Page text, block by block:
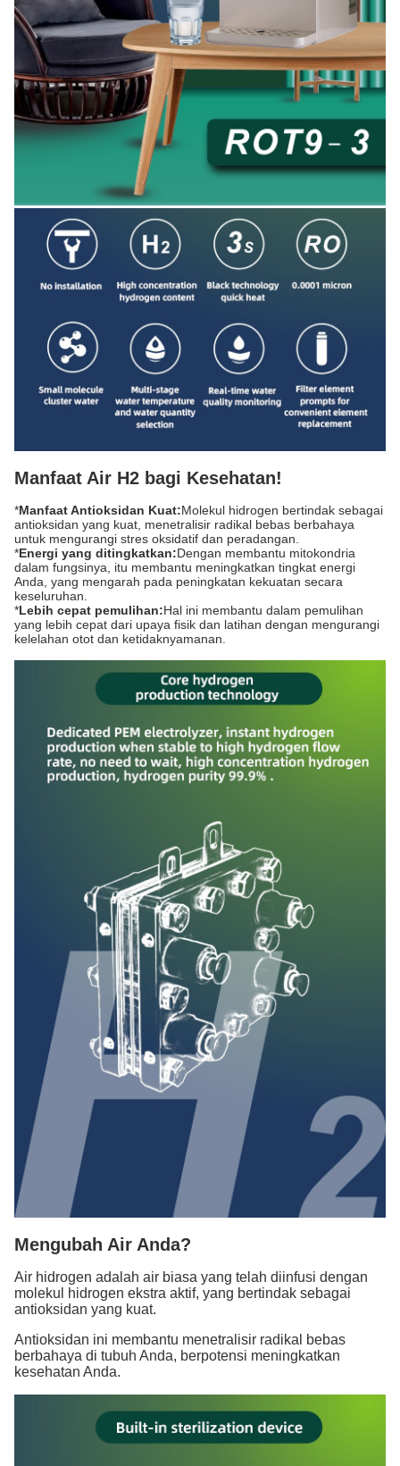
Manfaat Air H2 bagi Kesehatan!
*Manfaat Antioksidan Kuat:Molekul hidrogen bertindak sebagai
antioksidan yang kuat, menetralisir radikal bebas berbahaya
untuk mengurangi stres oksidatif dan peradangan.
*Energi yang ditingkatkan:Dengan membantu mitokondria
dalam fungsinya, itu membantu meningkatkan tingkat energi
Anda, yang mengarah pada peningkatan kekuatan secara
keseluruhan.
*Lebih cepat pemulihan:Hal ini membantu dalam pemulihan
yang lebih cepat dari upaya fisik dan latihan dengan mengurangi
kelelahan otot dan ketidaknyamanan.
Mengubah Air Anda?
Air hidrogen adalah air biasa yang telah diinfusi dengan
molekul hidrogen ekstra aktif, yang bertindak sebagai
antioksidan yang kuat.
Antioksidan ini membantu menetralisir radikal bebas
berbahaya di tubuh Anda, berpotensi meningkatkan
kesehatan Anda.